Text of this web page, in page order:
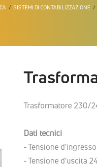
SISTEMI DI CONTABILIZZAZIONE
Trasformatore 230/
Dati tecnici
- Tensione
- Tensione d'uscita